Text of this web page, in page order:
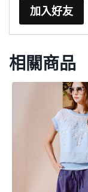
加入好友
相關商品